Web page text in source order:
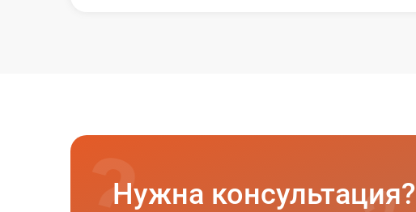
Нужна консультация?